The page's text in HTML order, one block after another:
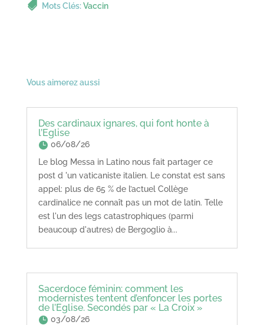
Mots Clés:Vaccin
Vous aimerez aussi
Des cardinaux ignares, qui font honte à
l’Eglise
06/08/26
Le blog Messa in Latino nous fait partager ce
post d 'un vaticaniste italien. Le constat est sans
appel: plus de 65 % de l’actuel Collège
cardinalice ne connaît pas un mot de latin. Telle
est l'un des legs catastrophiques (parmi
beaucoup d'autres) de Bergoglio à...
Sacerdoce féminin: comment les
modernistes tentent d’enfoncer les portes
de l’Eglise. Secondés par « La Croix »
03/08/26